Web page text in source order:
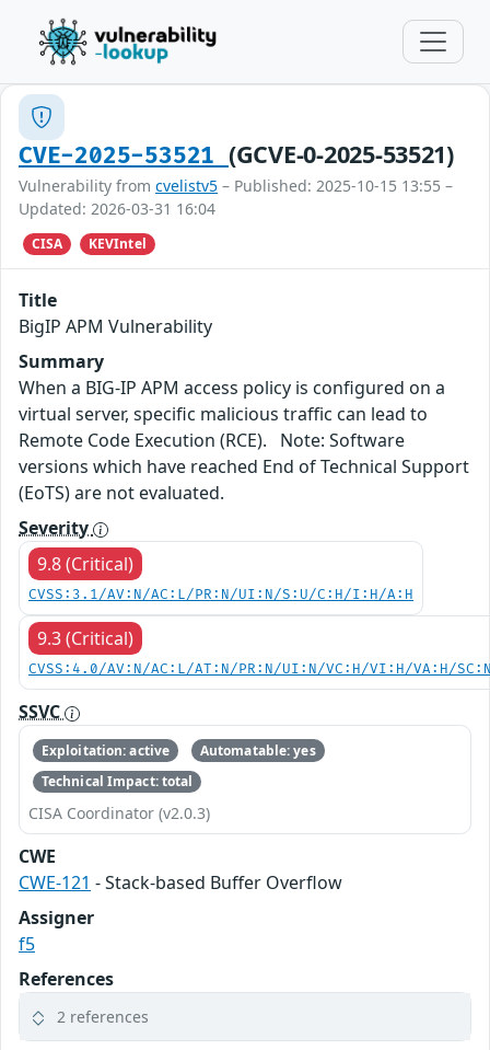
CVE-2025-53521 (GCVE-0-2025-53521)
Vulnerability from cvelistv5 – Published: 2025-10-15 13:55 –
Updated: 2026-03-31 16:04
CISA KEVIntel
Title
BigIP APM Vulnerability
Summary
When a BIG-IP APM access policy is configured on a
virtual server, specific malicious traffic can lead to
Remote Code Execution (RCE). Note: Software
versions which have reached End of Technical Support
(EoTS) are not evaluated.
Severity
9.8 (Critical)
CVSS:3.1/AV:N/AC:L/PR:N/UI:N/S:U/C:H/I:H/A:H
9.3 (Critical)
CVSS:4.0/AV:N/AC:L/AT:N/PR:N/UI:N/VC:H/VI:H/VA:H/
SSVC
Exploitation: active
Automatable: yes
Technical Impact: total
CISA Coordinator (v2.0.3)
CWE
CWE-121 - Stack-based Buffer Overflow
Assigner
f5
References
2 references